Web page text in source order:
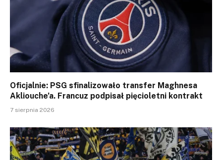
Oficjalnie: PSG sfinalizowało transfer Maghnesa
Akliouche’a. Francuz podpisał pięcioletni kontrakt
7 sierpnia 2026